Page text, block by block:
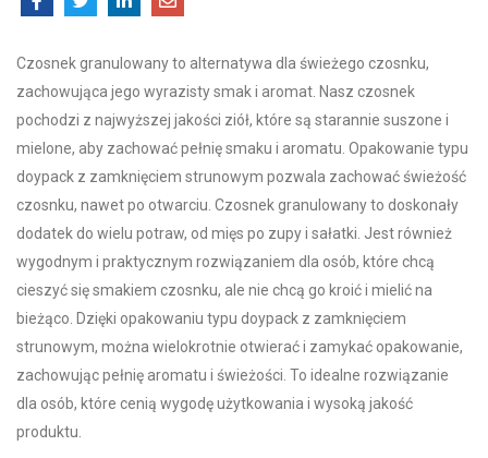
Czosnek granulowany to alternatywa dla świeżego czosnku,
zachowująca jego wyrazisty smak i aromat. Nasz czosnek
pochodzi z najwyższej jakości ziół, które są starannie suszone i
mielone, aby zachować pełnię smaku i aromatu. Opakowanie typu
doypack z zamknięciem strunowym pozwala zachować świeżość
czosnku, nawet po otwarciu. Czosnek granulowany to doskonały
dodatek do wielu potraw, od mięs po zupy i sałatki. Jest również
wygodnym i praktycznym rozwiązaniem dla osób, które chcą
cieszyć się smakiem czosnku, ale nie chcą go kroić i mielić na
bieżąco. Dzięki opakowaniu typu doypack z zamknięciem
strunowym, można wielokrotnie otwierać i zamykać opakowanie,
zachowując pełnię aromatu i świeżości. To idealne rozwiązanie
dla osób, które cenią wygodę użytkowania i wysoką jakość
produktu.